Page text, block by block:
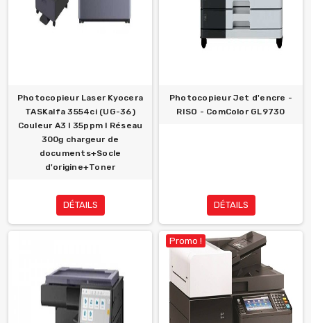
Photocopieur Laser Kyocera
TASKalfa 3554ci (UG-36)
Couleur A3 l 35ppm l Réseau
300g chargeur de
documents+Socle
d'origine+Toner
DÉTAILS
Photocopieur Jet d'encre -
RISO - ComColor GL9730
DÉTAILS
Promo !